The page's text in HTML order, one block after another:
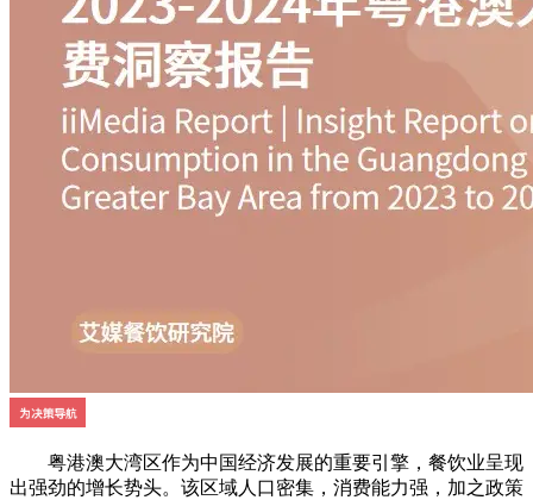
粤港澳大湾区作为中国经济发展的重要引擎，餐饮业呈现
出强劲的增长势头。该区域人口密集，消费能力强，加之政策